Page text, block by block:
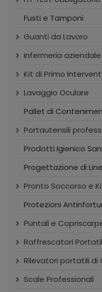
Fusti e Tamponi
Guanti da Lavoro
Infermeria
Kit di Primo
Lavaggio Oculare
Pallet di
Portautensili
Prodotti Igienico
Progettazione di
Pronto Soccorso e
Protezioni
Puntali e
Raffrescatori
Rilevatori portatili di
Scale Professionali